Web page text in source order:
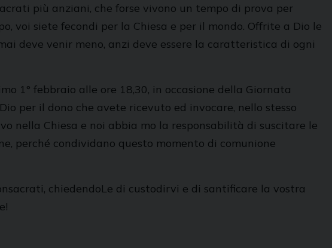
più anziani, che forse vivono un tempo di prova per
voi siete fecondi per la Chiesa e per il mondo. Offrite a Dio le
deve venir meno, anzi deve essere la caratteristica di ogni
1° febbraio alle ore 18,30, in occasione della Giornata
per il dono che avete ricevuto ed invocare, nello stesso
nella Chiesa e noi abbia mo la responsabilità di suscitare le
perché condividano questo momento di comunione
chiedendoLe di custodirvi e di santificare la vostra